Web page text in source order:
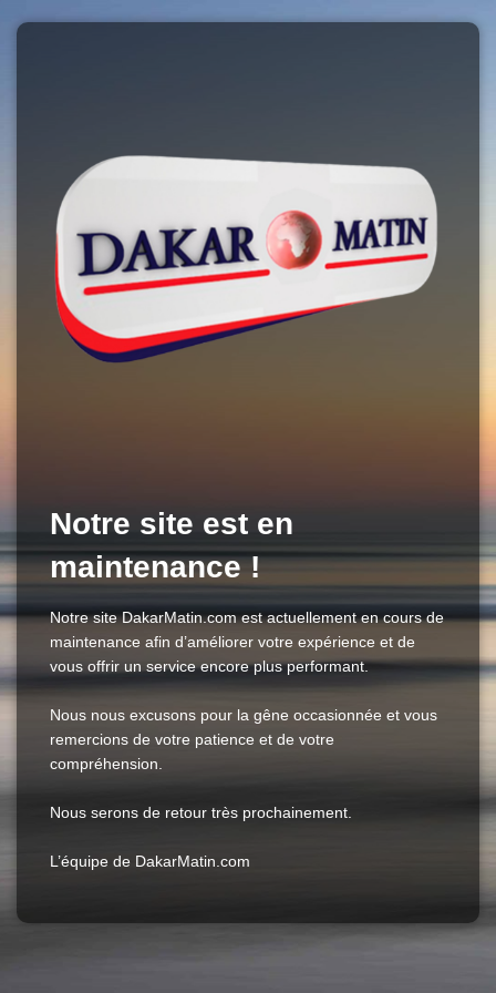
Notre site est en
maintenance !
Notre site DakarMatin.com est actuellement en cours de
maintenance afin d’améliorer votre expérience et de
vous offrir un service encore plus performant.
Nous nous excusons pour la gêne occasionnée et vous
remercions de votre patience et de votre
compréhension.
Nous serons de retour très prochainement.
L’équipe de DakarMatin.com